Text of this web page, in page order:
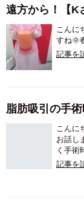
遠方から！【K
こんに
すね🌞️
記事を
脂肪吸引の手
こんに
お話し
く手術
記事を